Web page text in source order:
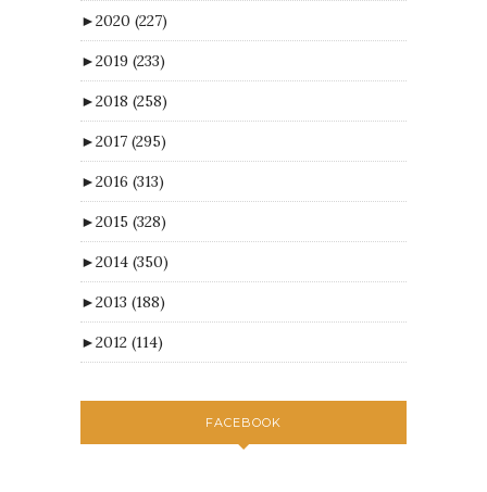
►2020 (227)
►2019 (233)
►2018 (258)
►2017 (295)
►2016 (313)
►2015 (328)
►2014 (350)
►2013 (188)
►2012 (114)
FACEBOOK